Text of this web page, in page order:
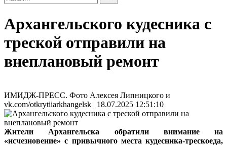
Архангельского кудесника с
треской отправили на
внеплановый ремонт
ИМИДЖ-ПРЕСС. Фото Алексея Липницкого и
vk.com/otkrytiiarkhangelsk | 18.07.2025 12:51:10
Жители Архангельска обратили внимание на
«исчезновение» с привычного места кудесника-трескоеда,